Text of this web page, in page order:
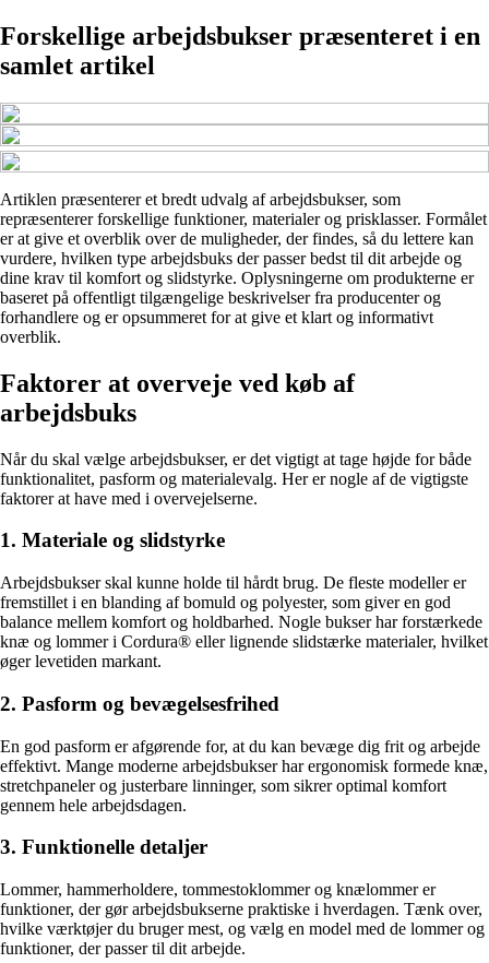
Forskellige arbejdsbukser præsenteret i en
samlet artikel
Artiklen præsenterer et bredt udvalg af arbejdsbukser, som
repræsenterer forskellige funktioner, materialer og prisklasser. Formålet
er at give et overblik over de muligheder, der findes, så du lettere kan
vurdere, hvilken type arbejdsbuks der passer bedst til dit arbejde og
dine krav til komfort og slidstyrke. Oplysningerne om produkterne er
baseret på offentligt tilgængelige beskrivelser fra producenter og
forhandlere og er opsummeret for at give et klart og informativt
overblik.
Faktorer at overveje ved køb af
arbejdsbuks
Når du skal vælge arbejdsbukser, er det vigtigt at tage højde for både
funktionalitet, pasform og materialevalg. Her er nogle af de vigtigste
faktorer at have med i overvejelserne.
1. Materiale og slidstyrke
Arbejdsbukser skal kunne holde til hårdt brug. De fleste modeller er
fremstillet i en blanding af bomuld og polyester, som giver en god
balance mellem komfort og holdbarhed. Nogle bukser har forstærkede
knæ og lommer i Cordura® eller lignende slidstærke materialer, hvilket
øger levetiden markant.
2. Pasform og bevægelsesfrihed
En god pasform er afgørende for, at du kan bevæge dig frit og arbejde
effektivt. Mange moderne arbejdsbukser har ergonomisk formede knæ,
stretchpaneler og justerbare linninger, som sikrer optimal komfort
gennem hele arbejdsdagen.
3. Funktionelle detaljer
Lommer, hammerholdere, tommestoklommer og knælommer er
funktioner, der gør arbejdsbukserne praktiske i hverdagen. Tænk over,
hvilke værktøjer du bruger mest, og vælg en model med de lommer og
funktioner, der passer til dit arbejde.